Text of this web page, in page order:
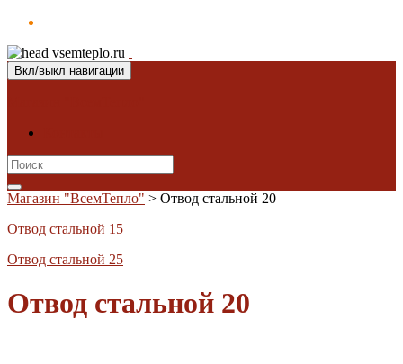
Вкл/выкл навигации
Search
for:
Магазин "ВсемТепло" > Отвод стальной 20
Отвод стальной 15
Отвод стальной 25
Отвод стальной 20